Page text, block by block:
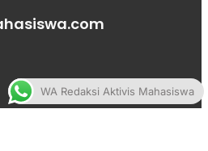
WA Redaksi Aktivis Mahasiswa